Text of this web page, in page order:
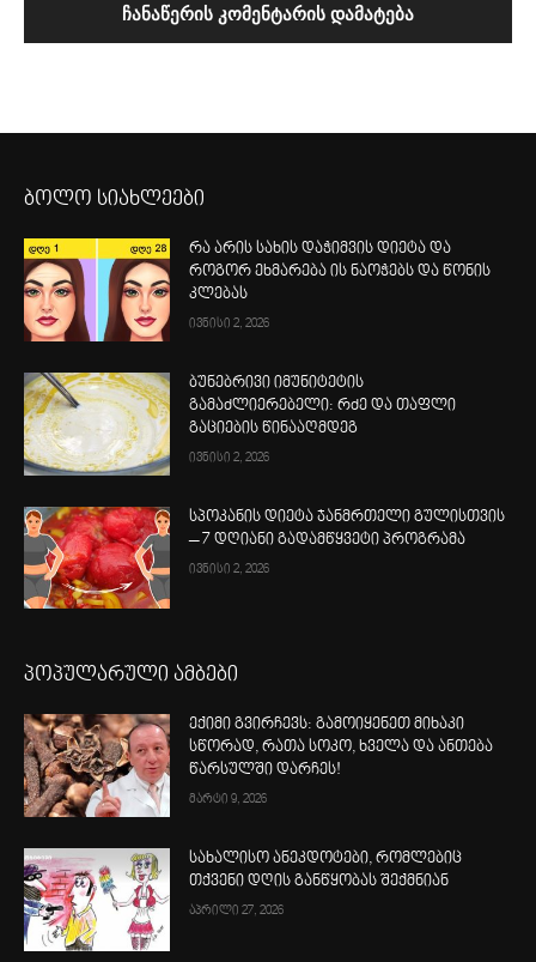
ბოლო სიახლეები
რა არის სახის დაჭიმვის დიეტა და
როგორ ეხმარება ის ნაოჭებს და წონის
კლებას
ივნისი 2, 2026
ბუნებრივი იმუნიტეტის
გამაძლიერებელი: რძე და თაფლი
გაციების წინააღმდეგ
ივნისი 2, 2026
სპოკანის დიეტა ჯანმრთელი გულისთვის
– 7 დღიანი გადამწყვეტი პროგრამა
ივნისი 2, 2026
პოპულარული ამბები
ექიმი გვირჩევს: გამოიყენეთ მიხაკი
სწორად, რათა სოკო, ხველა და ანთება
წარსულში დარჩეს!
მარტი 9, 2026
სახალისო ანეკდოტები, რომლებიც
თქვენი დღის განწყობას შექმნიან
აპრილი 27, 2026